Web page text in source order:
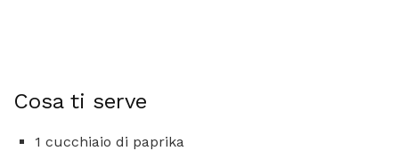
Cosa ti serve
1 cucchiaio di paprika